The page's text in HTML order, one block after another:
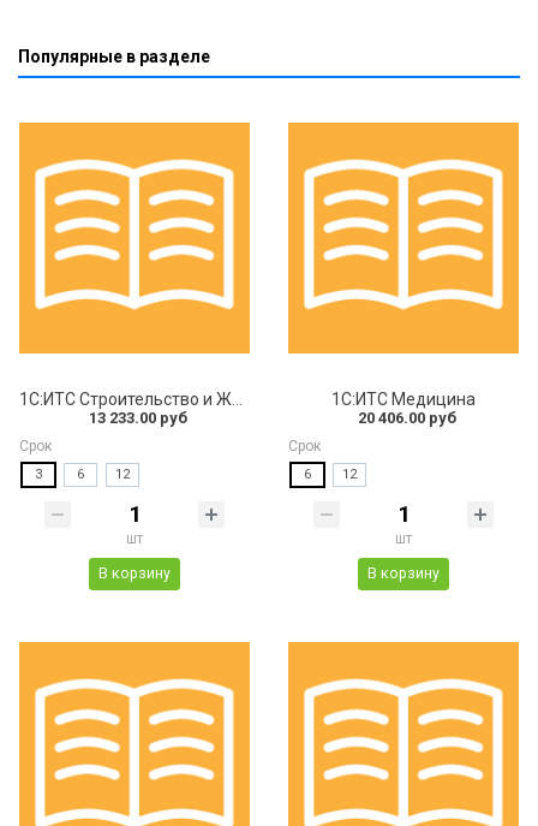
Популярные в разделе
13 233.00 руб
Срок
3 6 12
шт
В корзину
1С:ИТС Медицина
20 406.00 руб
Срок
6 12
шт
В корзину